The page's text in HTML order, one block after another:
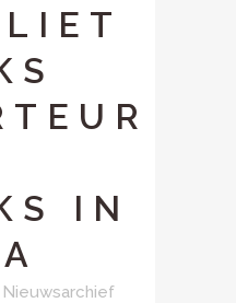
IN
Nieuwsarchief